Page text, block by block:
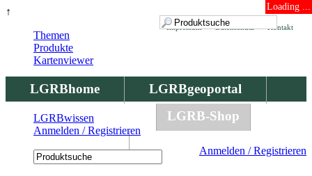
↑ Loading ...
Kontakt
Datenschutz
Impressum
LGRBhome
LGRBgeoportal
LGRBbohrungen
LGRB-Shop
Anmelden / Registrieren
Themen
Produkte
Kartenviewer
LGRBwissen
Anmelden / Registrieren